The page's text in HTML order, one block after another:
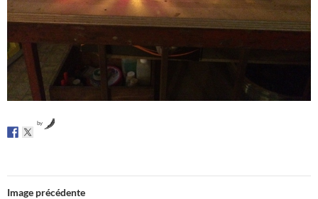
by
Image précédente